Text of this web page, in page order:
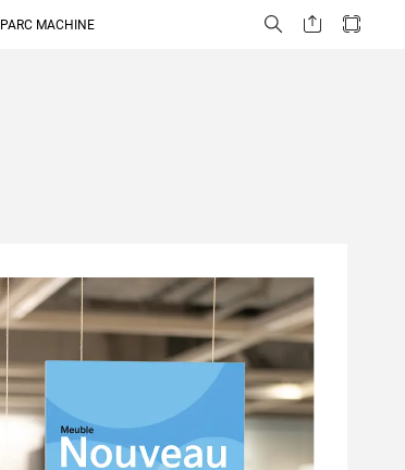
PARC MACHINE